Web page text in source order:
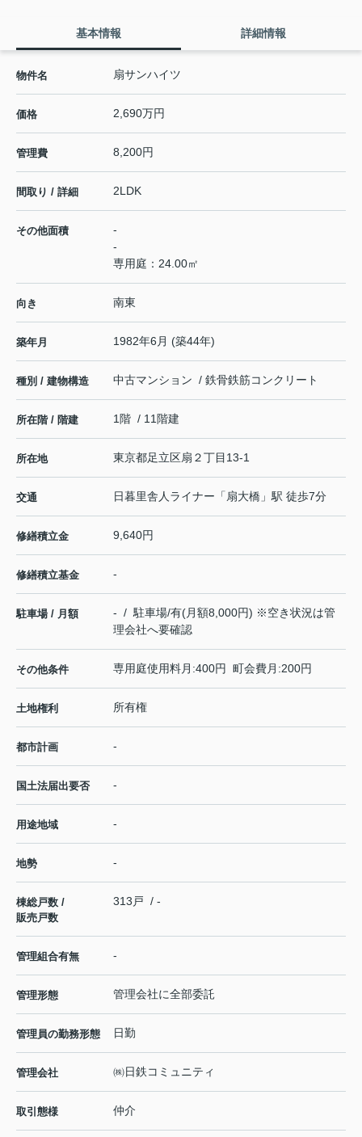
基本情報 詳細情報
物件名 扇サンハイツ
価格 2,690万円
管理費 8,200円
間取り / 詳細 2LDK
その他面積
-
-
専用庭：24.00㎡
向き 南東
築年月 1982年6月 (築44年)
種別 / 建物構造 中古マンション / 鉄骨鉄筋コンクリート
所在階 / 階建 1階 / 11階建
所在地 東京都足立区扇 ２丁目13-1
交通 日暮里舎人ライナー 「扇大橋 」駅 徒歩7分
修繕積立金 9,640円
修繕積立基金 -
駐車場 / 月額
- / 駐車場/有(月額8,000円) ※空き状況は管
理会社へ要確認
その他条件 専用庭使用料月:400円 町会費月:200円
土地権利 所有権
都市計画 -
国土法届出要否 -
用途地域 -
地勢 -
棟総戸数 /
販売戸数
313戸 / -
管理組合有無 -
管理形態 管理会社に全部委託
管理員の勤務形態 日勤
管理会社 ㈱日鉄コミュニティ
取引態様 仲介